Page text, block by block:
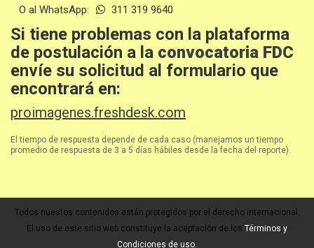
O al WhatsApp: 311 319 9640
Si tiene problemas con la plataforma
de postulación a la convocatoria FDC
envíe su solicitud al formulario que
encontrará en:
proimagenes.freshdesk.com
El tiempo de respuesta depende de cada caso (manejamos un tiempo
promedio de respuesta de 3 a 5 días hábiles desde la fecha del reporte).
Todos nuestos contenidos están protegidos por el derecho internacional.
El uso de este sitio web constituye la aceptación de los Términos y
Condiciones de uso.